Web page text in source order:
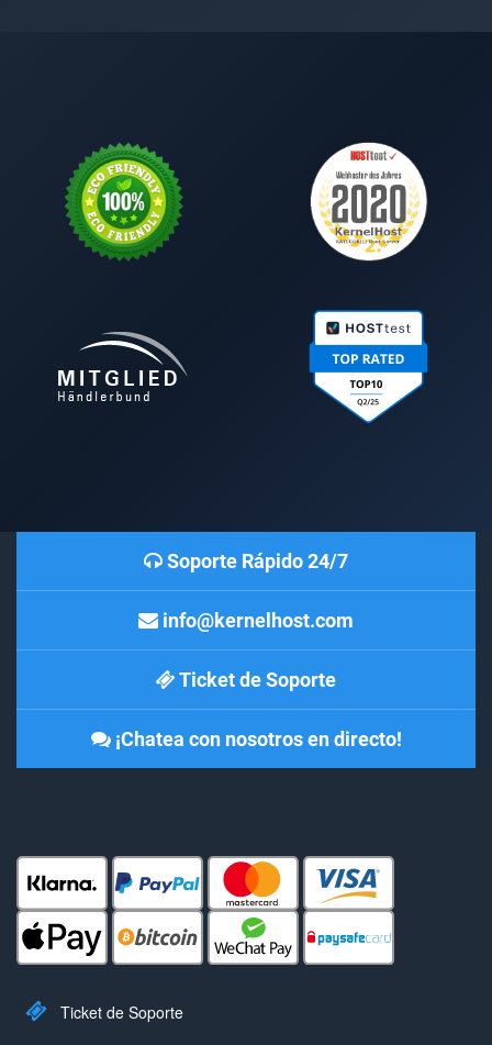
Soporte Rápido 24/7
info@kernelhost.com
Ticket de Soporte
¡Chatea con nosotros en directo!
Ticket de Soporte